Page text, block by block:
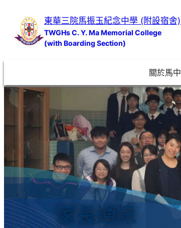
內
東華三院馬振玉紀念中學 (附設宿舍)
TWGHs C. Y. Ma Memorial College
(with Boarding Section)
關於馬中
家長通訊